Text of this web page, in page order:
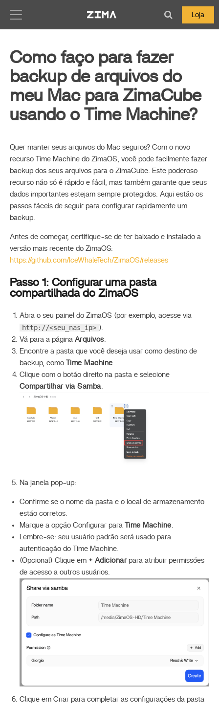
Loja
Como faço para fazer
backup de arquivos do
meu Mac para ZimaCube
usando o Time Machine?
Quer manter seus arquivos do Mac seguros? Com o novo
recurso Time Machine do ZimaOS, você pode facilmente fazer
backup dos seus arquivos para o ZimaCube. Este poderoso
recurso não só é rápido e fácil, mas também garante que seus
dados importantes estejam sempre protegidos. Aqui estão os
passos fáceis de seguir para configurar rapidamente um
backup.
Antes de começar, certifique-se de ter baixado e instalado a
versão mais recente do ZimaOS:
https://github.com/IceWhaleTech/ZimaOS/releases
Passo 1: Configurar uma pasta
compartilhada do ZimaOS
Abra o seu painel do ZimaOS (por exemplo, acesse via
http://<seu_nas_ip> ).
Vá para a página Arquivos.
Encontre a pasta que você deseja usar como destino de
backup, como
Time Machine.
Clique com o botão direito na pasta e selecione
Compartilhar via Samba.
Na janela pop-up:
Confirme se o nome da pasta e o local de armazenamento
estão corretos.
Marque a opção Configurar para
Time Machine.
Lembre-se: seu usuário padrão será usado para
autenticação do Time Machine.
(Opcional) Clique em + Adicionarpara atribuir permissões
de acesso a outros usuários.
Clique em Criar para completar as configurações da pasta